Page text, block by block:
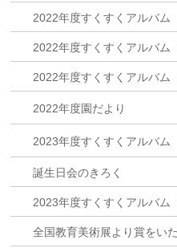
2022年度すくすくアルバム
2022年度すくすくアルバム
2022年度すくすくアルバム
2022年度園だより
2023年度すくすくアルバム
誕生日会のきろく
2023年度すくすくアルバム
全国教育美術展より賞をい